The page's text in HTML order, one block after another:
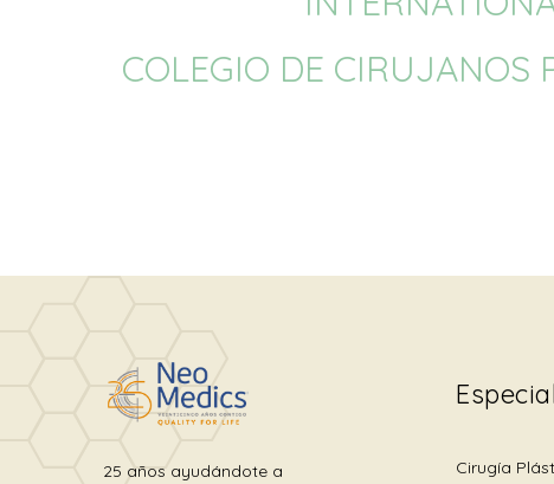
COLEGIO DE CIRUJANOS
25 años ayudándote a
Cirugía